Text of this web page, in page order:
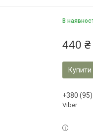
В
440 ₴
Купити
+380
Viber